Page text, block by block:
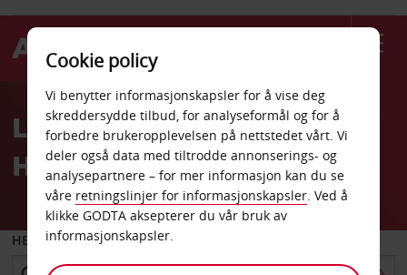
Welcome
AvisLeiebil Circular Quay
Harbour Marriott
HENT FRA
Cookie policy
Vi benytter informasjonskapsler for å vise deg
skreddersydde tilbud, for analyseformål og for å
forbedre brukeropplevelsen på nettstedet vårt. Vi
deler også data med tiltrodde annonserings- og
analysepartnere – for mer informasjon kan du se
våre retningslinjer for informasjonskapsler. Ved å
klikke GODTA aksepterer du vår bruk av
informasjonskapsler.